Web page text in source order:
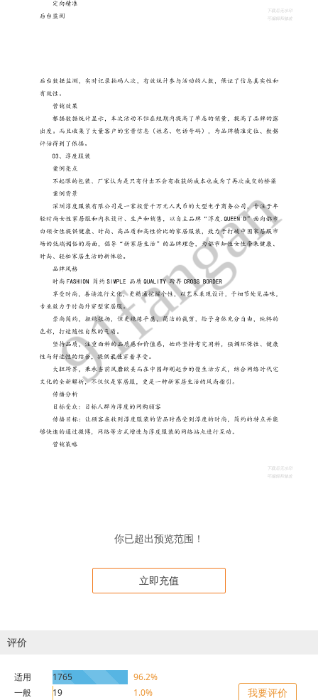
你已超出预览范围！
立即充值
评价
适用 1765
96.2%
一般
19
1.0%
我要评价